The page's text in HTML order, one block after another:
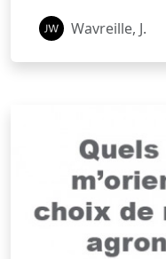
Wavreille, J.